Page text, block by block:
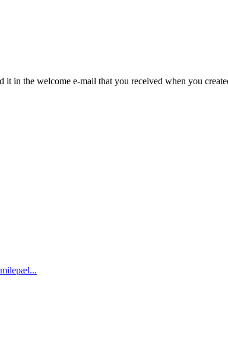
in the welcome e-mail that you received when you